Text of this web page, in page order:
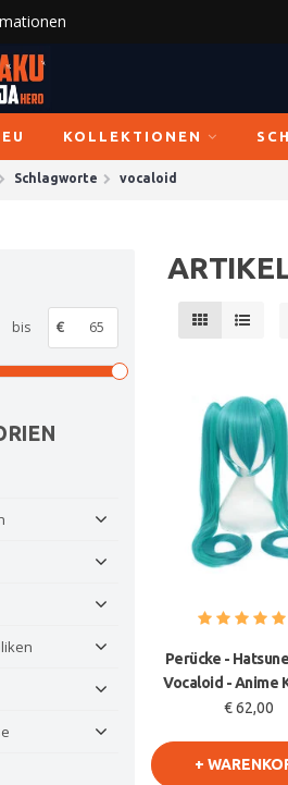
KOLLEKTIONEN
Schlagworte vocaloid
bis €
Perücke -
Vocaloid - Anime
€ 62,00
+